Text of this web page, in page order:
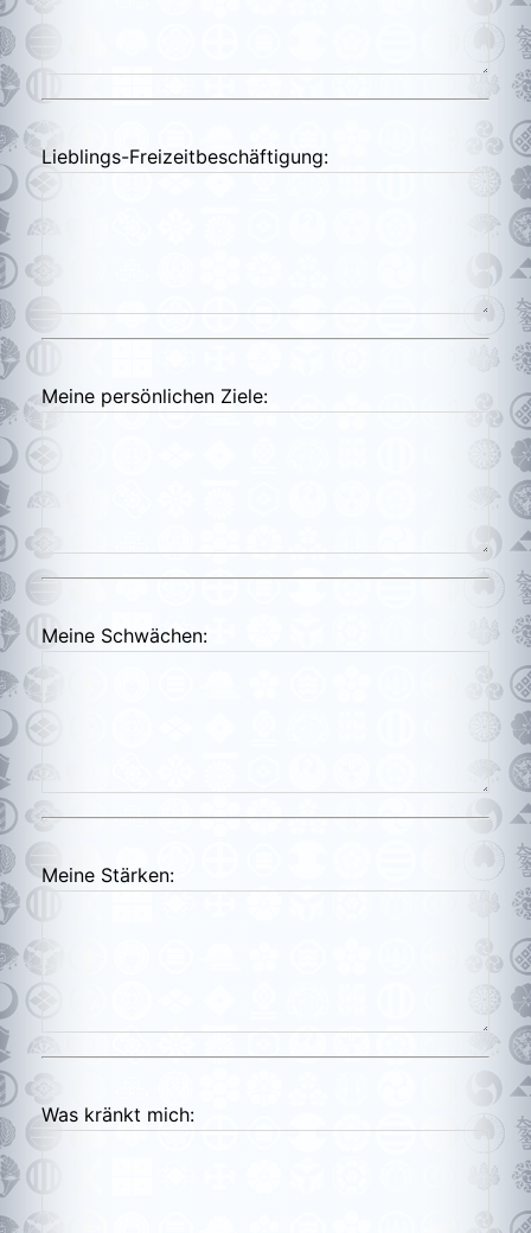
Lieblings-Freizeitbeschäftigung:
Meine persönlichen Ziele:
Meine Schwächen:
Meine Stärken:
Was kränkt mich: